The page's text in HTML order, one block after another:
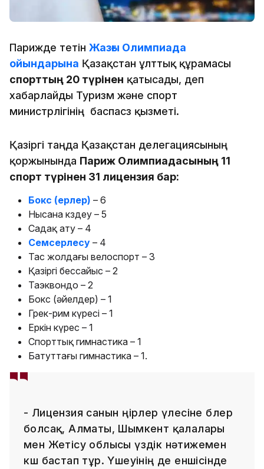
Парижде өтетін Жазғы Олимпиада
ойындарына Қазақстан ұлттық құрамасы
спорттың 20 түрінен қатысады, деп
хабарлайды Туризм жəне спорт
министрлігінің баспасөз қызметі.
Қазіргі таңда Қазақстан делегациясының
қоржынында Париж Олимпиадасының 11
спорт түрінен 31 лицензия бар:
Бокс (ерлер) – 6
Нысана көздеу – 5
Садақ ату – 4
Семсерлесу – 4
Тас жолдағы велоспорт – 3
Қазіргі бессайыс – 2
Таэквондо – 2
Бокс (әйелдер) – 1
Грек-рим күресі – 1
Еркін күрес – 1
Спорттық гимнастика – 1
Батуттағы гимнастика – 1.
- Лицензия санын өңірлер үлесіне бөлер
болсақ, Алматы, Шымкент қалалары
мен Жетісу облысы үздік нәтижемен
көш бастап тұр. Үшеуінің де еншісінде